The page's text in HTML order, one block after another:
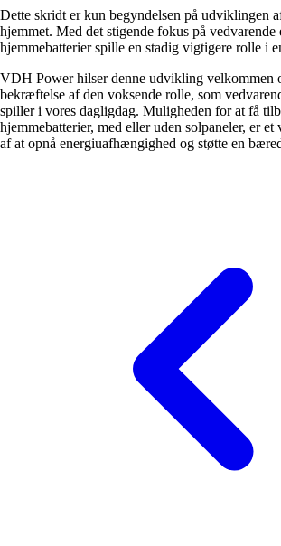
Dette skridt er kun begyndelsen på udviklingen
hjemmet. Med det stigende fokus på
hjemmebatterier spille en stadig vigtigere rolle i
VDH Power hilser denne udvikling velkommen
bekræftelse af den voksende rolle, som
spiller i vores dagligdag. Muligheden for at få
hjemmebatterier, med eller uden solpaneler, er
af at opnå energiuafhængighed og støtte en